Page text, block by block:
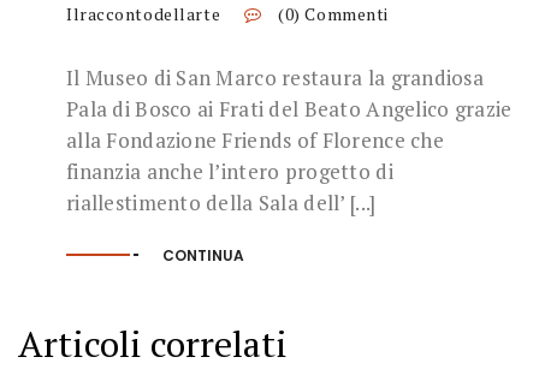
Ilraccontodellarte (0) Commenti
Il Museo di San Marco restaura la grandiosa
Pala di Bosco ai Frati del Beato Angelico grazie
alla Fondazione Friends of Florence che
finanzia anche l’intero progetto di
riallestimento della Sala dell’ [...]
CONTINUA
Articoli correlati